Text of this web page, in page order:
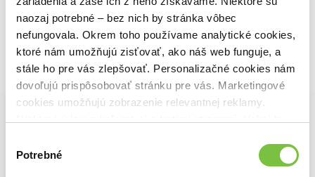
naozaj potrebné – bez nich by stránka vôbec
nefungovala. Okrem toho používame analytické cookies,
ktoré nám umožňujú zisťovať, ako náš web funguje, a
stále ho pre vás zlepšovať. Personalizačné cookies nám
dovoľujú prispôsobovať stránku pre vás. Marketingové
cookies umožňujú zobrazenie relevantnej reklamy.
cookies.
súhlasu
Potrebné
Vybrané pre teba